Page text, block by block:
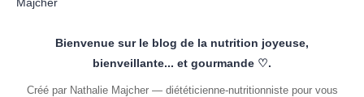
Bienvenue sur le blog de la nutrition joyeuse,
bienveillante... et gourmande ♡.
Créé par Nathalie Majcher — diététicienne-nutritionniste pour vous